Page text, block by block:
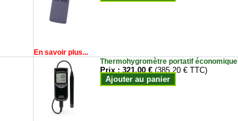
En savoir plus...
Thermohygromètre portatif économique
Prix :321.00 € (385.20 € TTC)
Ajouter au panier